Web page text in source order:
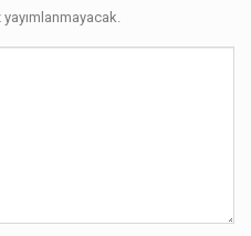
yayımlanmayacak.